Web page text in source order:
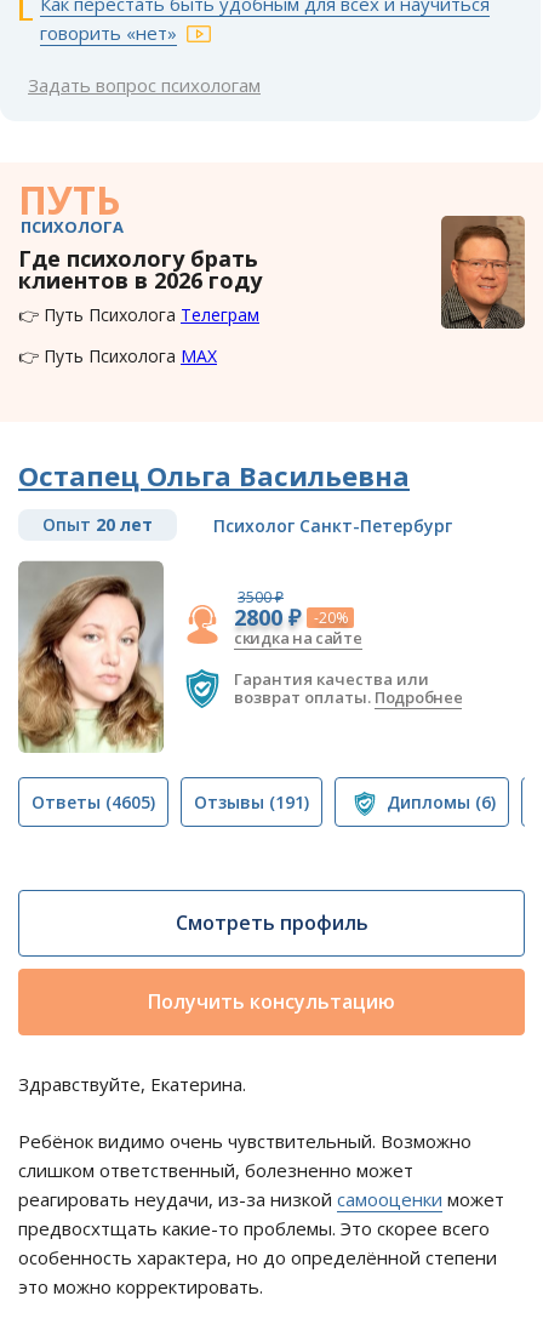
говорить «нет»
Задать вопрос психологам
ПУТЬ
ПСИХОЛОГА
Где психологу брать
клиентов в 2026 году
👉 Путь Психолога Телеграм
👉 Путь Психолога MAX
Остапец Ольга Васильевна
Опыт 20 лет Психолог Санкт-Петербург
3500 ₽
2800 ₽ -20%
скидка на сайте
Гарантия качества или
возврат оплаты. Подробнее
Ответы (4605) Отзывы (191) Дипломы (6)
Смотреть профиль
Получить консультацию
Здравствуйте, Екатерина.
Ребёнок видимо очень чувствительный. Возможно
слишком ответственный, болезненно может
реагировать неудачи, из-за низкой самооценки может
предвосхтщать какие-то проблемы. Это скорее всего
особенность характера, но до определённой степени
это можно корректировать.